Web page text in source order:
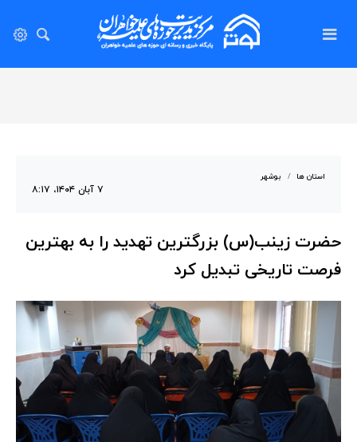
استان ها بوشهر
۷ آبان ۱۴۰۴، ۸:۱۷
حضرت زینب(س) بزرگترین تهدید را به بهترین
فرصت تاریخی تبدیل کرد